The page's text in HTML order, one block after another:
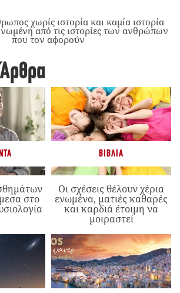
χωρίς ιστορία και καμία ιστορία
από τις ιστορίες των ανθρώπων
που τον αφορούν
στο
ΒΙΒΛΊΑ
Οι σχέσεις θέλουν χέρια
ενωμένα, ματιές καθαρές
και καρδιά έτοιμη να
μοιραστεί